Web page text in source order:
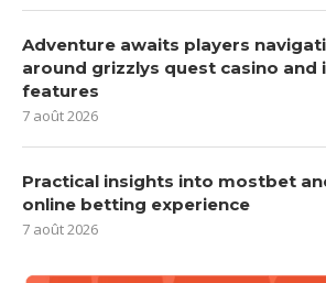
Adventure awaits players
around grizzlys quest casino and
features
7 août 2026
Practical insights into mostbet
online betting experience
7 août 2026